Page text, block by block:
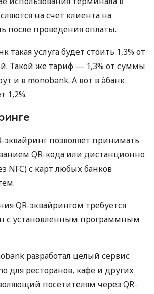
на счет клиента на
после проведения оплаты.
такая услуга будет стоить 1,3% от
Такой же тариф — 1,3% от суммы
и в monobank. А вот в àбанк
1,2%.
эквайринг позволяет принимать
QR-кода или дистанционно
NFC) с карт любых банков
QR-эквайрингом требуется
с установленным программным
разработал целый сервис
для ресторанов, кафе и других
посетителям через QR-